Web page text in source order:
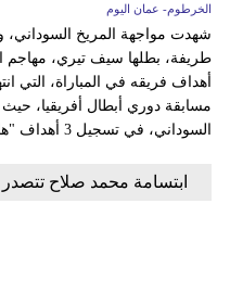
الخرطوم- عمان اليوم
شهدت مواجهة المريخ السوداني،
طريفة، بطلها سيف تيري، مهاجم
مسابقة دوري أبطال أفريقيا،
السوداني، في تسجيل 3 أهداف "هاتريك"، في مرمى...
ابتسامة محمد صلاح تتصدر